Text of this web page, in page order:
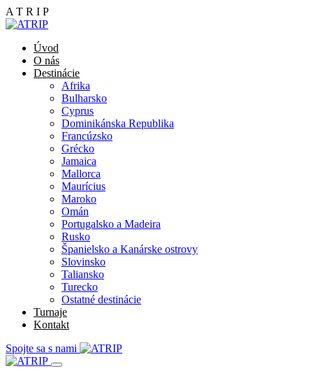
A T R I P
Úvod
O nás
Destinácie
Afrika
Bulharsko
Cyprus
Dominikánska Republika
Francúzsko
Grécko
Jamaica
Mallorca
Maurícius
Maroko
Omán
Portugalsko a Madeira
Rusko
Španielsko a Kanárske ostrovy
Slovinsko
Taliansko
Turecko
Ostatné destinácie
Turnaje
Kontakt
Spojte sa s nami